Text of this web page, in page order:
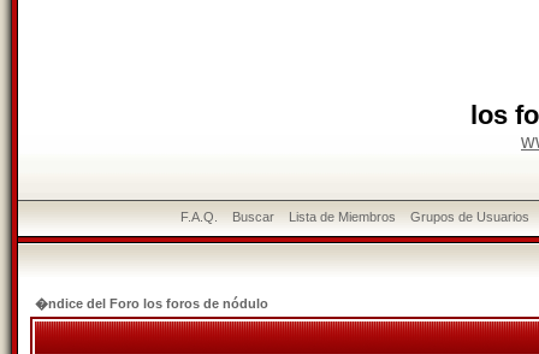
los
F.A.Q. Buscar Lista de Miembros Grupos de Usuarios
�ndice del Foro los foros de nódulo